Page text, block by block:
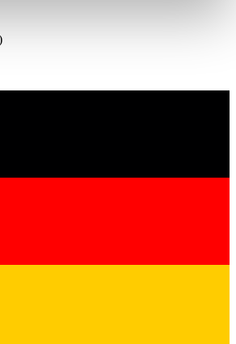
die Sie ihnen bereitgestellt
Rahmen Ihrer Nutzung der Dienste